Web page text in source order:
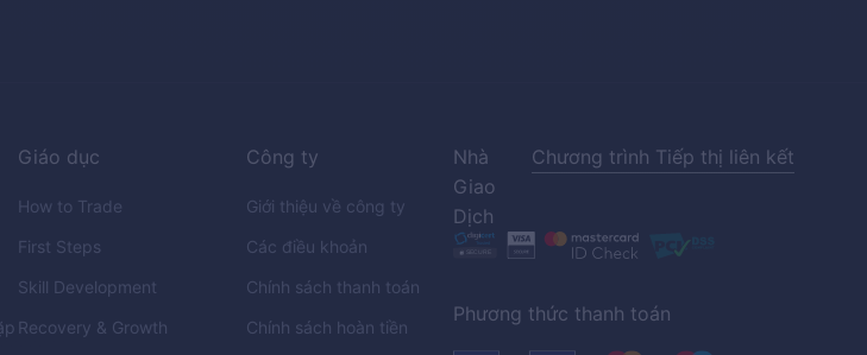
Giáo dục
How to Trade
First Steps
Skill Development
Recovery & Growth
Công ty
Giới thiệu về công ty
Các điều khoản
Chính sách thanh toán
Chính sách hoàn tiền
Nhà
Giao
Dịch
Chương trình Tiếp thị liên kết
Phương thức thanh toán